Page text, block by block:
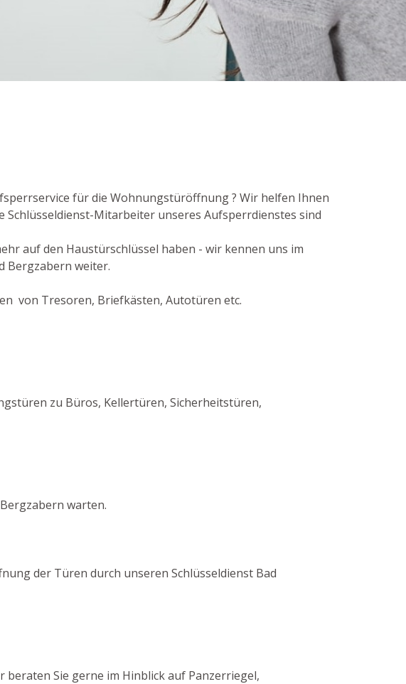
für die Wohnungstüröffnung ? Wir helfen Ihnen
Schlüsseldienst-Mitarbeiter unseres Aufsperrdienstes sind
auf den Haustürschlüssel haben - wir kennen uns im
Bergzabern weiter.
von Tresoren, Briefkästen, Autotüren etc.
zu Büros, Kellertüren, Sicherheitstüren,
warten.
der Türen durch unseren Schlüsseldienst Bad
Sie gerne im Hinblick auf Panzerriegel,